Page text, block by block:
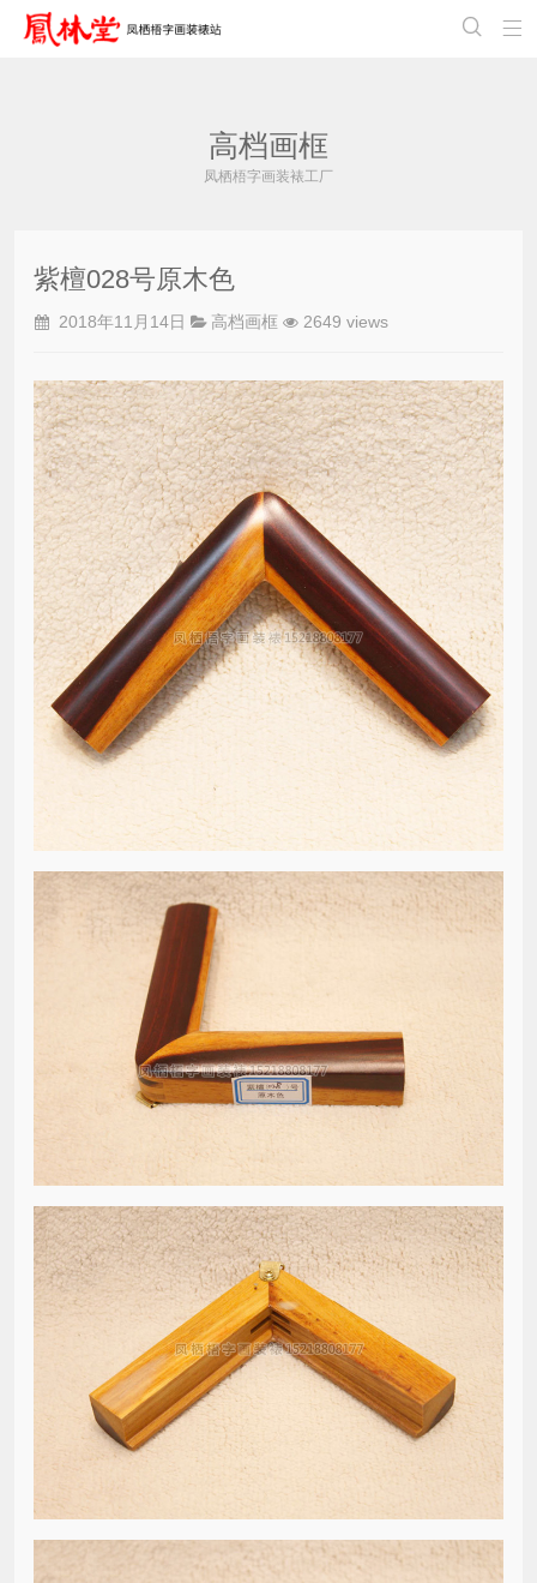


高档画框
凤栖梧字画装裱工厂
紫檀028号原木色
2018年11月14日 高档画框 2649 views